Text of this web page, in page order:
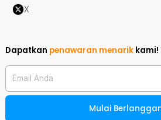
X
Dapatkan penawaran menarik kami!
Email Anda
Mulai